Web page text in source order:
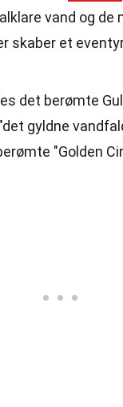
vand og de
skaber et
det berømte
gyldne
"Golden